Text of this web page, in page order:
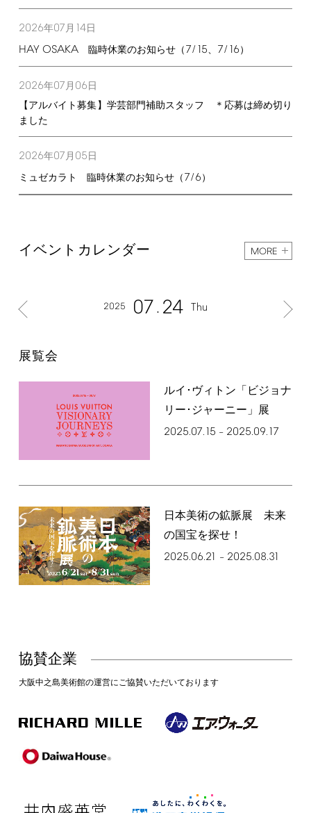
2026年07月 14日
HAY OSAKA臨時休業のお知らせ（7/15、 7/16）
2026年07月 06日
【アルバイト募集】学芸部門補助スタッフ ＊応募は締め切り
ました
2026年07月 05日
ミュゼカラト 臨時休業のお知らせ（7/6）
イベントカレンダー MORE
2025 07 24 Thu
展覧会
ルイ･ヴィトン「ビジョナ
リー･ジャーニー」展
2025.07.15 – 2025.09.17
日本美術の鉱脈展 未来
の国宝を探せ！
2025.06.21 – 2025.08.31
協賛企業
大阪中之島美術館の運営にご協賛いただいております